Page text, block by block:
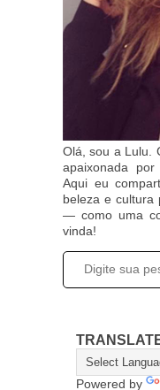
Olá, sou a Lulu.
apaixonada
Aqui eu
beleza e cultura
— como uma
vinda!
Powered by